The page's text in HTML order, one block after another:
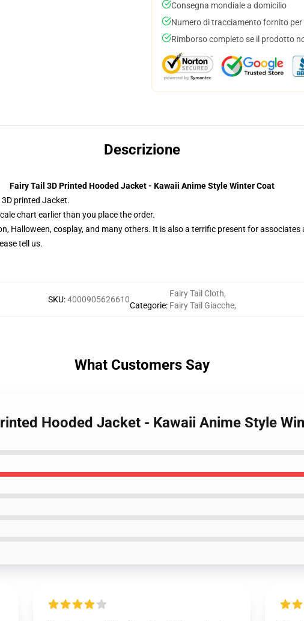
Consegna mondiale a domicilio
Numero di tracciamento fornito
Rimborso completo se il prodotto
Descrizione
Fairy Tail 3D Printed Hooded Jacket - Kawaii Anime Style Winter Coat
printed Jacket.
chart earlier than you place the order.
Halloween, cosplay, and many others. It is also a terrific present for associates
tell us.
SKU:4000905626610
Categorie:
Fairy Tail Cloth,
Fairy Tail Giacche,
What Customers Say
Hooded Jacket - Kawaii Anime Style